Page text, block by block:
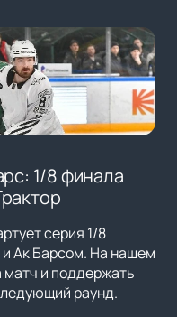
1/8 финала
серия 1/8
Ак Барсом. На нашем
матч и поддержать
раунд.